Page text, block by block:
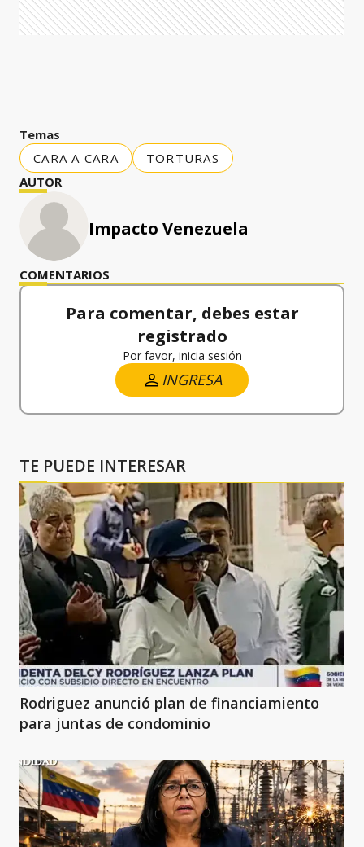
Temas
CARA A CARA
TORTURAS
AUTOR
Impacto Venezuela
COMENTARIOS
Para comentar, debes estar
registrado
Por favor, inicia sesión
INGRESA
TE PUEDE INTERESAR
Rodriguez anunció plan de financiamiento
para juntas de condominio